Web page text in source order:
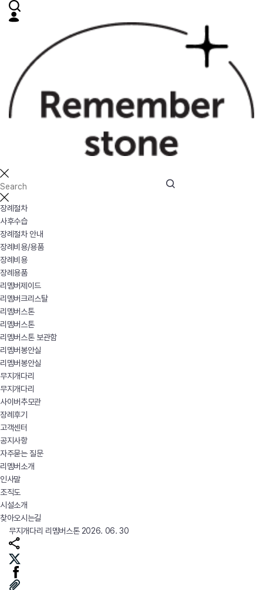
장례절차
사후수습
장례절차 안내
장례비용/용품
장례비용
장례용품
리멤버제이드
리멤버크리스탈
리멤버스톤
리멤버스톤
리멤버스톤 보관함
리멤버봉안실
리멤버봉안실
무지개다리
무지개다리
사이버추모관
장례후기
고객센터
공지사항
자주묻는 질문
리멤버소개
인사말
조직도
시설소개
찾아오시는길
무지개다리 리멤버스톤 2026. 06. 30